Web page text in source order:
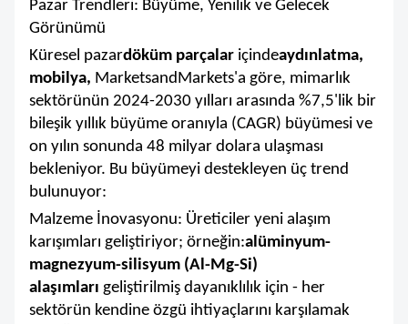
Pazar Trendleri: Büyüme, Yenilik ve Gelecek
Görünümü
Küresel pazardöküm parçalar içindeaydınlatma,
mobilya, MarketsandMarkets'a göre, mimarlık
sektörünün 2024-2030 yılları arasında %7,5'lik bir
bileşik yıllık büyüme oranıyla (CAGR) büyümesi ve
on yılın sonunda 48 milyar dolara ulaşması
bekleniyor. Bu büyümeyi destekleyen üç trend
bulunuyor:
Malzeme İnovasyonu: Üreticiler yeni alaşım
karışımları geliştiriyor; örneğin:alüminyum-
magnezyum-silisyum (Al-Mg-Si)
alaşımları geliştirilmiş dayanıklılık için - her
sektörün kendine özgü ihtiyaçlarını karşılamak